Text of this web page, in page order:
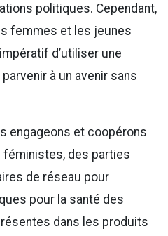
politiques. Cependant,
femmes et les jeunes
d’utiliser une
à un avenir sans
engageons et coopérons
des parties
de réseau pour
pour la santé des
dans les produits